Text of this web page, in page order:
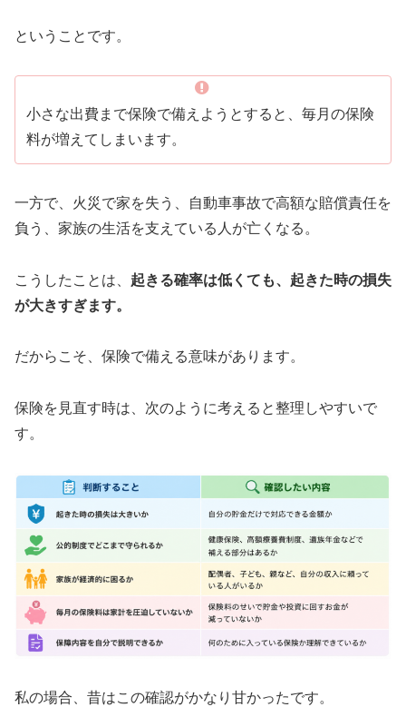
ということです。
小さな出費まで保険で備えようとすると、毎月の保険
料が増えてしまいます。
一方で、火災で家を失う、自動車事故で高額な賠償責任を
負う、家族の生活を支えている人が亡くなる。
こうしたことは、 起きる確率は低くても、起きた時の損失
が大きすぎます。
だからこそ、保険で備える意味があります。
保険を見直す時は、次のように考えると整理しやすいで
す。
私の場合、昔はこの確認がかなり甘かったです。